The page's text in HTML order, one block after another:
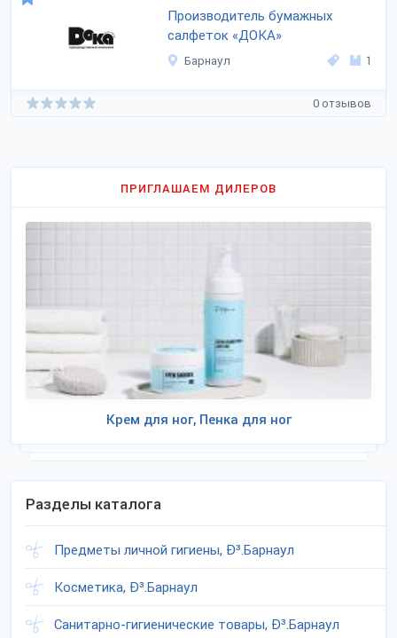
Производитель бумажных
салфеток «ДОКА»
Барнаул 1
0 отзывов
ПРИГЛАШАЕМ ДИЛЕРОВ
Крем для ног, Пенка для ног
Разделы каталога
Предметы личной гигиены, Ð³.Барнаул
Косметика, Ð³.Барнаул
Санитарно-гигиенические товары, Ð³.Барнаул